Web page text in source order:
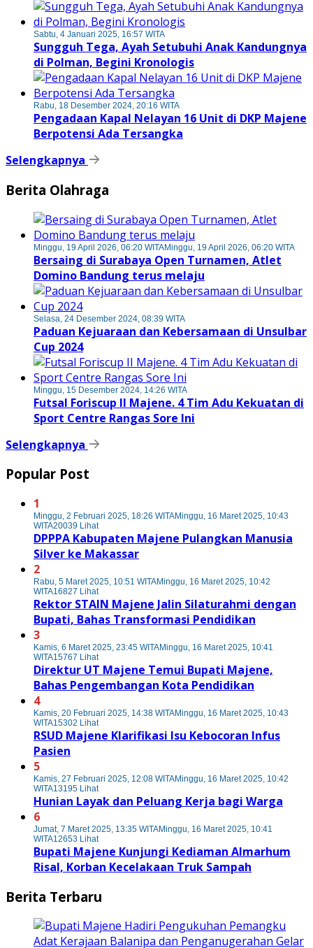
Sabtu, 4 Januari 2025, 16:57 WITA
Sungguh Tega, Ayah Setubuhi Anak Kandungnya
di Polman, Begini Kronologis
Rabu, 18 Desember 2024, 20:16 WITA
Pengadaan Kapal Nelayan 16 Unit di DKP Majene
Berpotensi Ada Tersangka
Selengkapnya
Berita Olahraga
Minggu, 19 April 2026, 06:20 WITAMinggu, 19 April 2026, 06:20 WITA
Bersaing di Surabaya Open Turnamen, Atlet
Domino Bandung terus melaju
Selasa, 24 Desember 2024, 08:39 WITA
Paduan Kejuaraan dan Kebersamaan di Unsulbar
Cup 2024
Minggu, 15 Desember 2024, 14:26 WITA
Futsal Foriscup II Majene. 4 Tim Adu Kekuatan di
Sport Centre Rangas Sore Ini
Selengkapnya
Popular Post
1
Minggu, 2 Februari 2025, 18:26 WITAMinggu, 16 Maret 2025, 10:43
WITA20039 Lihat
DPPPA Kabupaten Majene Pulangkan Manusia
Silver ke Makassar
2
Rabu, 5 Maret 2025, 10:51 WITAMinggu, 16 Maret 2025, 10:42
WITA16827 Lihat
Rektor STAIN Majene Jalin Silaturahmi dengan
Bupati, Bahas Transformasi Pendidikan
3
Kamis, 6 Maret 2025, 23:45 WITAMinggu, 16 Maret 2025, 10:41
WITA15767 Lihat
Direktur UT Majene Temui Bupati Majene,
Bahas Pengembangan Kota Pendidikan
4
Kamis, 20 Februari 2025, 14:38 WITAMinggu, 16 Maret 2025, 10:43
WITA15302 Lihat
RSUD Majene Klarifikasi Isu Kebocoran Infus
Pasien
5
Kamis, 27 Februari 2025, 12:08 WITAMinggu, 16 Maret 2025, 10:42
WITA13195 Lihat
Hunian Layak dan Peluang Kerja bagi Warga
6
Jumat, 7 Maret 2025, 13:35 WITAMinggu, 16 Maret 2025, 10:41
WITA12653 Lihat
Bupati Majene Kunjungi Kediaman Almarhum
Risal, Korban Kecelakaan Truk Sampah
Berita Terbaru